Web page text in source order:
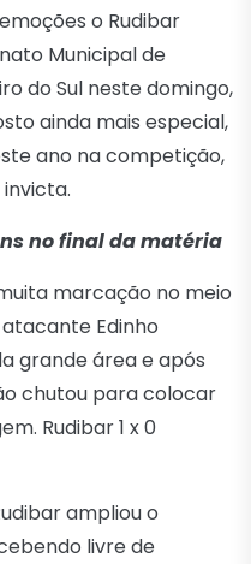
o Rudibar
Municipal de
do Sul neste domingo,
ainda mais especial,
ano na competição,
no final da matéria
marcação no meio
Edinho
grande área e após
chutou para colocar
Rudibar 1 x 0
ampliou o
livre de